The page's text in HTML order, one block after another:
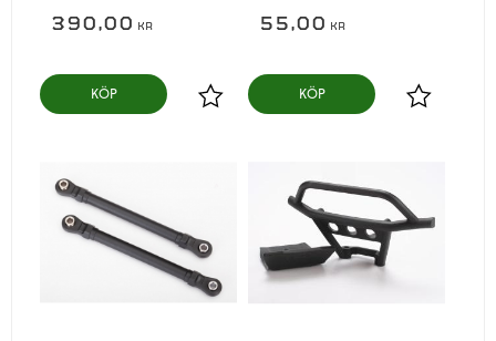
390,00 KR
Lägg till i favoriter
KÖP
55,00 KR
Lägg till i
KÖP